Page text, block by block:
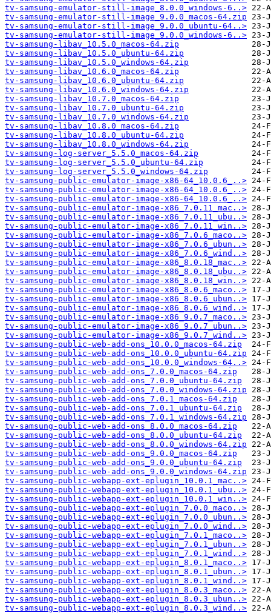
tv-samsung-emulator-still-image_8.0.0_windows-6..>
tv-samsung-emulator-still-image_9.0.0_macos-64.zip
tv-samsung-emulator-still-image_9.0.0_ubuntu-64..>
tv-samsung-emulator-still-image_9.0.0_windows-6..>
tv-samsung-libav_10.5.0_macos-64.zip
tv-samsung-libav_10.5.0_ubuntu-64.zip
tv-samsung-libav_10.5.0_windows-64.zip
tv-samsung-libav_10.6.0_macos-64.zip
tv-samsung-libav_10.6.0_ubuntu-64.zip
tv-samsung-libav_10.6.0_windows-64.zip
tv-samsung-libav_10.7.0_macos-64.zip
tv-samsung-libav_10.7.0_ubuntu-64.zip
tv-samsung-libav_10.7.0_windows-64.zip
tv-samsung-libav_10.8.0_macos-64.zip
tv-samsung-libav_10.8.0_ubuntu-64.zip
tv-samsung-libav_10.8.0_windows-64.zip
tv-samsung-log-server_5.5.0_macos-64.zip
tv-samsung-log-server_5.5.0_ubuntu-64.zip
tv-samsung-log-server_5.5.0_windows-64.zip
tv-samsung-public-emulator-image-x86-64_10.0.6_..>
tv-samsung-public-emulator-image-x86-64_10.0.6_..>
tv-samsung-public-emulator-image-x86-64_10.0.6_..>
tv-samsung-public-emulator-image-x86_7.0.11_mac..>
tv-samsung-public-emulator-image-x86_7.0.11_ubu..>
tv-samsung-public-emulator-image-x86_7.0.11_win..>
tv-samsung-public-emulator-image-x86_7.0.6_maco..>
tv-samsung-public-emulator-image-x86_7.0.6_ubun..>
tv-samsung-public-emulator-image-x86_7.0.6_wind..>
tv-samsung-public-emulator-image-x86_8.0.18_mac..>
tv-samsung-public-emulator-image-x86_8.0.18_ubu..>
tv-samsung-public-emulator-image-x86_8.0.18_win..>
tv-samsung-public-emulator-image-x86_8.0.6_maco..>
tv-samsung-public-emulator-image-x86_8.0.6_ubun..>
tv-samsung-public-emulator-image-x86_8.0.6_wind..>
tv-samsung-public-emulator-image-x86_9.0.7_maco..>
tv-samsung-public-emulator-image-x86_9.0.7_ubun..>
tv-samsung-public-emulator-image-x86_9.0.7_wind..>
tv-samsung-public-web-add-ons_10.0.0_macos-64.zip
tv-samsung-public-web-add-ons_10.0.0_ubuntu-64.zip
tv-samsung-public-web-add-ons_10.0.0_windows-64..>
tv-samsung-public-web-add-ons_7.0.0_macos-64.zip
tv-samsung-public-web-add-ons_7.0.0_ubuntu-64.zip
tv-samsung-public-web-add-ons_7.0.0_windows-64.zip
tv-samsung-public-web-add-ons_7.0.1_macos-64.zip
tv-samsung-public-web-add-ons_7.0.1_ubuntu-64.zip
tv-samsung-public-web-add-ons_7.0.1_windows-64.zip
tv-samsung-public-web-add-ons_8.0.0_macos-64.zip
tv-samsung-public-web-add-ons_8.0.0_ubuntu-64.zip
tv-samsung-public-web-add-ons_8.0.0_windows-64.zip
tv-samsung-public-web-add-ons_9.0.0_macos-64.zip
tv-samsung-public-web-add-ons_9.0.0_ubuntu-64.zip
tv-samsung-public-web-add-ons_9.0.0_windows-64.zip
tv-samsung-public-webapp-ext-eplugin_10.0.1_mac..>
tv-samsung-public-webapp-ext-eplugin_10.0.1_ubu..>
tv-samsung-public-webapp-ext-eplugin_10.0.1_win..>
tv-samsung-public-webapp-ext-eplugin_7.0.0_maco..>
tv-samsung-public-webapp-ext-eplugin_7.0.0_ubun..>
tv-samsung-public-webapp-ext-eplugin_7.0.0_wind..>
tv-samsung-public-webapp-ext-eplugin_7.0.1_maco..>
tv-samsung-public-webapp-ext-eplugin_7.0.1_ubun..>
tv-samsung-public-webapp-ext-eplugin_7.0.1_wind..>
tv-samsung-public-webapp-ext-eplugin_8.0.1_maco..>
tv-samsung-public-webapp-ext-eplugin_8.0.1_ubun..>
tv-samsung-public-webapp-ext-eplugin_8.0.1_wind..>
tv-samsung-public-webapp-ext-eplugin_8.0.3_maco..>
tv-samsung-public-webapp-ext-eplugin_8.0.3_ubun..>
tv-samsung-public-webapp-ext-eplugin_8.0.3_wind..>